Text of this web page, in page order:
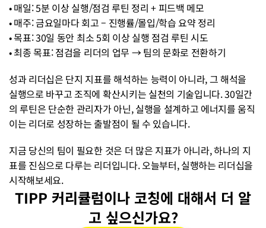
• 매일: 5분 이상 실행/점검 루틴 정리 + 피드백 메모
• 매주: 금요일마다 회고 – 진행률/몰입/학습 요약 정리
• 목표: 30일 동안 최소 5회 이상 실행 점검 루틴 시도
• 최종 목표: 점검을 리더의 업무 → 팀의 문화로 전환하기
성과 리더십은 단지 지표를 해석하는 능력이 아니라, 그 해석을
실행으로 바꾸고 조직에 확산시키는 실천의 기술입니다. 30일간
의 루틴은 단순한 관리자가 아닌, 실행을 설계하고 에너지를 움직
이는 리더로 성장하는 출발점이 될 수 있습니다.
지금 당신의 팀이 필요한 것은 더 많은 지표가 아니라, 하나의 지
표를 진심으로 다루는 리더입니다. 오늘부터, 실행하는 리더십을
시작해보세요.
TIPP 커리큘럼이나 코칭에 대해서 더 알
고 싶으신가요?